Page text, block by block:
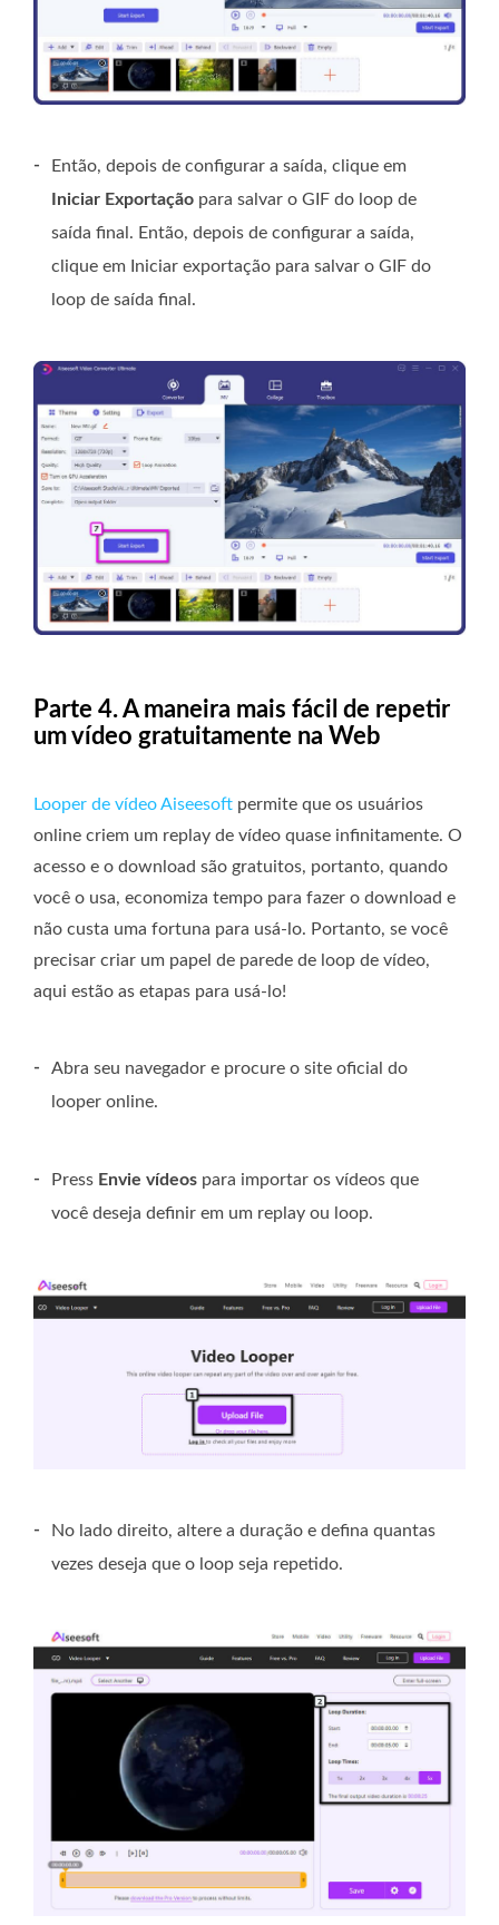
-
Então, depois de configurar a saída, clique em
Iniciar Exportação para salvar o GIF do loop de
saída final. Então, depois de configurar a saída,
clique em Iniciar exportação para salvar o GIF do
loop de saída final.
Parte 4. A maneira mais fácil de repetir
um vídeo gratuitamente na Web
Looper de vídeo Aiseesoft permite que os usuários
online criem um replay de vídeo quase infinitamente. O
acesso e o download são gratuitos, portanto, quando
você o usa, economiza tempo para fazer o download e
não custa uma fortuna para usá-lo. Portanto, se você
precisar criar um papel de parede de loop de vídeo,
aqui estão as etapas para usá-lo!
-
Abra seu navegador e procure o site oficial do
looper online.
- Press Envie vídeos para importar os vídeos que
você deseja definir em um replay ou loop.
-
No lado direito, altere a duração e defina quantas
vezes deseja que o loop seja repetido.